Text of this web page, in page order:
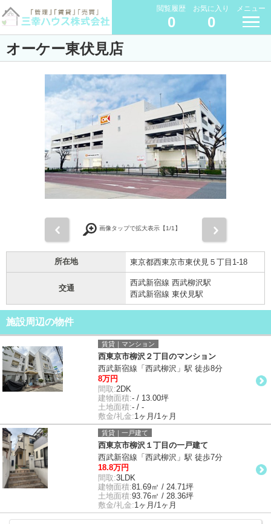
閲覧履歴
0
お気に入り
0
メニュー
オーケー東伏見店
画像タップで拡大表示【1/1】
所在地 東京都西東京市東伏見５丁目1-18
交通
西武新宿線 西武柳沢駅
西武新宿線 東伏見駅
施設周辺の物件
賃貸｜マンション
西東京市柳沢２丁目のマンション
西武新宿線「西武柳沢」駅 徒歩8分
8万円
間取:2DK
建物面積:- / 13.00坪
土地面積:- / -
敷金/礼金:1ヶ月/1ヶ月
賃貸｜一戸建て
西東京市柳沢１丁目の一戸建て
西武新宿線「西武柳沢」駅 徒歩7分
18.8万円
間取:3LDK
建物面積:81.69㎡ / 24.71坪
土地面積:93.76㎡ / 28.36坪
敷金/礼金:1ヶ月/1ヶ月